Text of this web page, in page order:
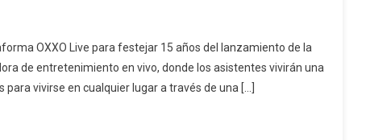
OXXO Live para festejar 15 años del lanzamiento de la
de entretenimiento en vivo, donde los asistentes vivirán una
vivirse en cualquier lugar a través de una […]